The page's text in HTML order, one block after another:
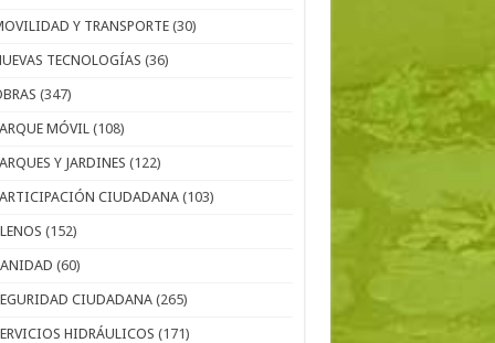
Y TRANSPORTE (30)
TECNOLOGÍAS (36)
(347)
MÓVIL (108)
Y JARDINES (122)
CIUDADANA (103)
(152)
(60)
CIUDADANA (265)
HIDRÁULICOS (171)